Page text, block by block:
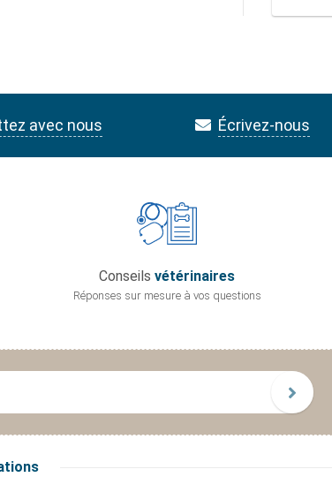
avec nous Écrivez-nous
Conseils vétérinaires
Réponses sur mesure à vos questions